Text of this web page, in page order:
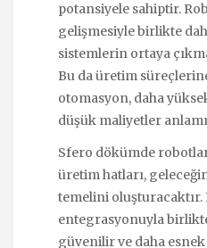
potansiyele sahiptir.
gelişmesiyle birlikte
sistemlerin ortaya
Bu da üretim
otomasyon, daha
düşük maliyetler
Sfero dökümde
üretim hatları,
temelini oluşturacaktır.
entegrasyonuyla
güvenilir ve daha